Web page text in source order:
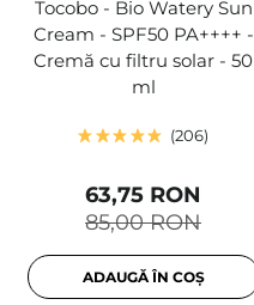
Tocobo - Bio Watery Sun
Cream - SPF50 PA++++ -
Cremă cu filtru solar - 50
ml
206
85,00 RON
63,75 RON
ADAUGĂ ÎN COȘ